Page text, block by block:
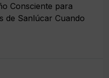
Consciente para
de Sanlúcar Cuando